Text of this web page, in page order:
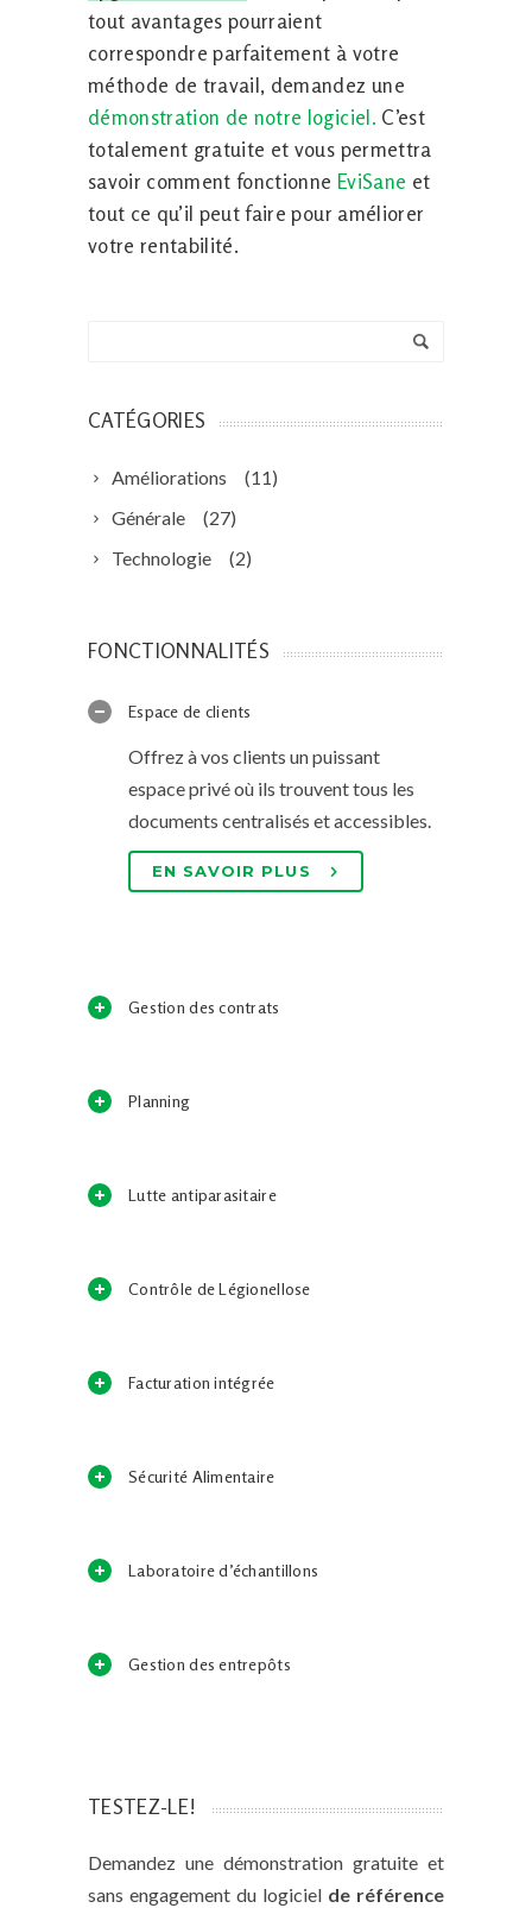
tout avantages pourraient
correspondre parfaitement à votre
méthode de travail, demandez une
démonstration de notre logiciel. C’est
totalement gratuite et vous permettra
savoir comment fonctionne EviSane et
tout ce qu’il peut faire pour améliorer
votre rentabilité.
CATÉGORIES
Améliorations
(11)
Générale
(27)
Technologie
(2)
FONCTIONNALITÉS
Espace de clients
Offrez à vos clients un puissant
espace privé où ils trouvent tous les
documents centralisés et accessibles.
EN SAVOIR PLUS
Gestion des contrats
Planning
Lutte antiparasitaire
Contrôle de Légionellose
Facturation intégrée
Sécurité Alimentaire
Laboratoire d’échantillons
Gestion des entrepôts
TESTEZ-LE!
Demandez une démonstration gratuite et
sans engagement du logiciel de référence